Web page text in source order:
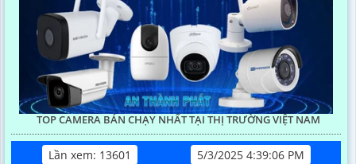
TOP CAMERA BÁN CHẠY NHẤT TẠI THỊ TRƯỜNG VIỆT NAM
Lần xem: 13601
5/3/2025 4:39:06 PM